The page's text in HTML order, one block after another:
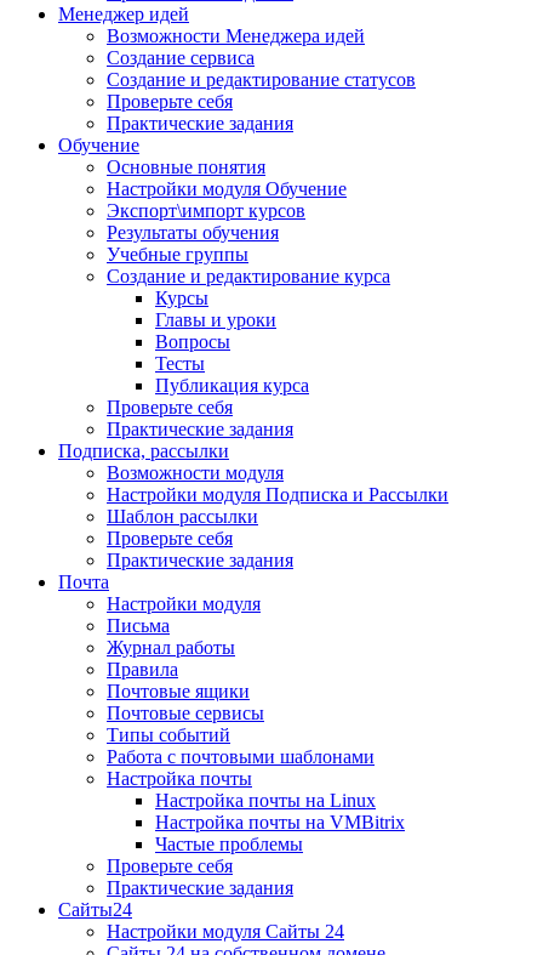
Менеджер идей
Возможности Менеджера идей
Создание сервиса
Создание и редактирование статусов
Проверьте себя
Практические задания
Обучение
Основные понятия
Настройки модуля Обучение
Экспорт\импорт курсов
Результаты обучения
Учебные группы
Создание и редактирование курса
Курсы
Главы и уроки
Вопросы
Тесты
Публикация курса
Проверьте себя
Практические задания
Подписка, рассылки
Возможности модуля
Настройки модуля Подписка и Рассылки
Шаблон рассылки
Проверьте себя
Практические задания
Почта
Настройки модуля
Письма
Журнал работы
Правила
Почтовые ящики
Почтовые сервисы
Типы событий
Работа с почтовыми шаблонами
Настройка почты
Настройка почты на Linux
Настройка почты на VMBitrix
Частые проблемы
Проверьте себя
Практические задания
Сайты24
Настройки модуля Сайты 24